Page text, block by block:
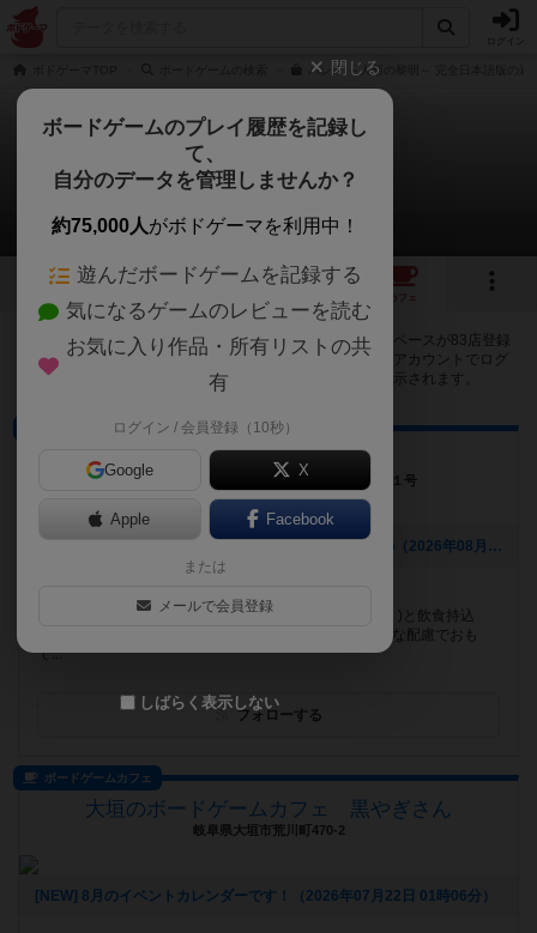
パレオ ～人類の黎明～ 完全日本語版の通
パレオ
83店のカフェ/スペースが提供中
8 6 11
カフェ
パレオで遊ぶことができるボードゲームカフェ・プレイスペースが83店登録
されています。公開プロフィールの都道府県が設定されたアカウントでログ
インすると、同じ都道府県内の店舗に絞り込むボタンが表示されます。
ボードゲームカフェ
Friends Friends
福岡県福岡市博多区祇園町４−６平田ビル４０１号
[NEW] 福岡・博多でボードゲーム婚活開催！8月29日㈰（2026年08月05日 16時55分）
博多のボードゲームカフェ♡広いテーブル(最長220㎝！)と飲食持込
OK！ 女性が作り上げたボードゲームカフェで、細やかな配慮でおも
て...
フォローする
ボードゲームカフェ
大垣のボードゲームカフェ 黒やぎさん
岐阜県大垣市荒川町470-2
[NEW] 8月のイベントカレンダーです！（2026年07月22日 01時06分）
閉じる
ボードゲームのプレイ履歴を記録し
て、
自分のデータを管理しませんか？
約75,000人がボドゲーマを利用中！
遊んだボードゲームを記録する
気になるゲームのレビューを読む
お気に入り作品・所有リストの共
有
ログイン / 会員登録（10秒）
Google X
Apple Facebook
または
メールで会員登録
しばらく表示しない